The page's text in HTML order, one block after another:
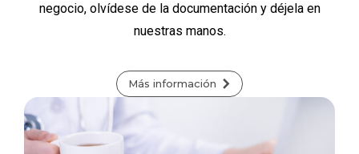
negocio, olvídese de la documentación y déjela en
nuestras manos.
Más información